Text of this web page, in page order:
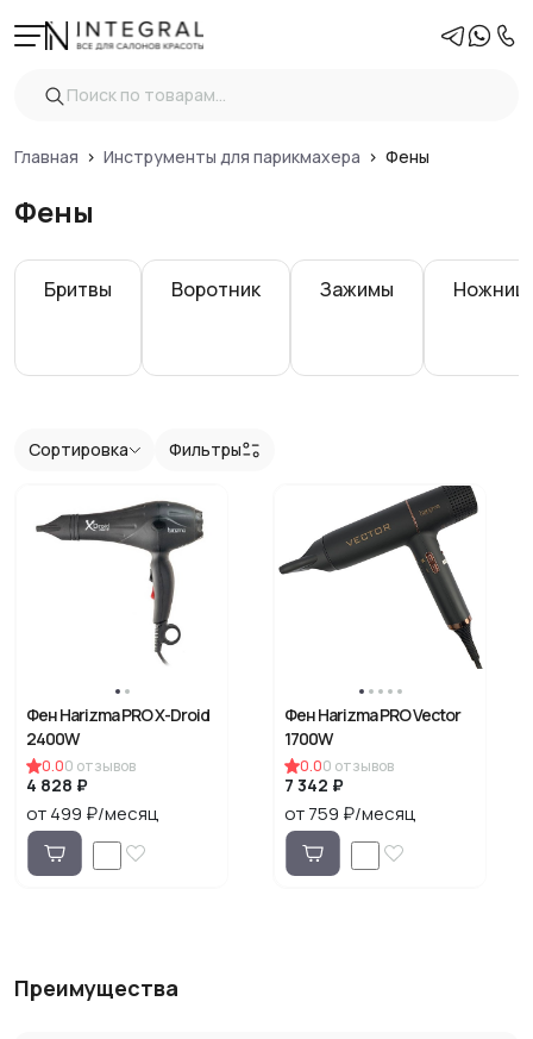
Главная Инструменты для парикмахера Фены
Фены
Бритвы Воротник Зажимы
Очистить
Показать
Сортировка Фильтры
Фен Harizma PRO X-Droid
2400W
0.00 отзывов
4 828 ₽
от 499 ₽/месяц
Фен Harizma PRO Vector
1700W
0.00 отзывов
7 342 ₽
от 759 ₽/месяц
Преимущества